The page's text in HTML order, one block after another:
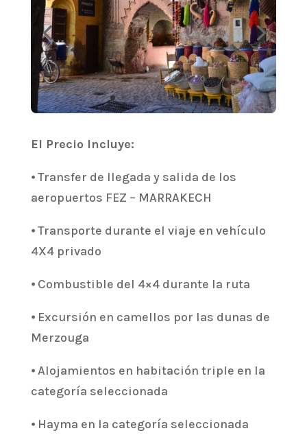
El Precio Incluye:
⦁ Transfer de llegada y salida de los
aeropuertos FEZ – MARRAKECH
⦁ Transporte durante el viaje en vehículo
4X4 privado
⦁ Combustible del 4×4 durante la ruta
⦁ Excursión en camellos por las dunas de
Merzouga
⦁ Alojamientos en habitación triple en la
categoría seleccionada
⦁ Hayma en la categoría seleccionada